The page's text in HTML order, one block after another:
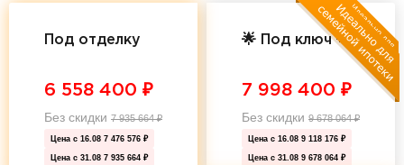
Под отделку
6 558 400 ₽
Без скидки 7 935 664₽
Цена с 16.08 7 476 576 ₽
Цена с 31.08 7 935 664 ₽
🌟 Под ключ 🌟
7 998 400 ₽
Без скидки 9 678 064₽
Цена с 16.08 9 118 176 ₽
Цена с 31.08 9 678 064 ₽